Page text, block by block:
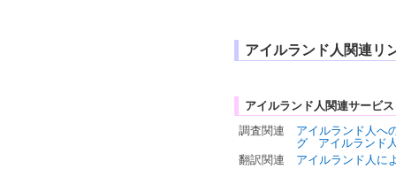
アイルランド人関連リ
アイルランド人関連サービス
調査関連
アイルランド人へ
グ
アイルランド
翻訳関連
アイルランド人に